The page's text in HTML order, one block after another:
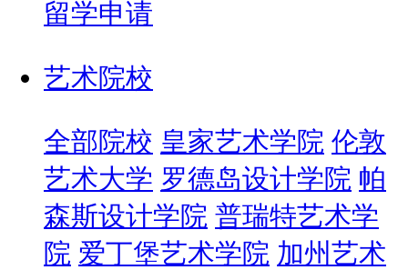
留学申请
艺术院校
全部院校 皇家艺术学院 伦敦
艺术大学 罗德岛设计学院 帕
森斯设计学院 普瑞特艺术学
院 爱丁堡艺术学院 加州艺术